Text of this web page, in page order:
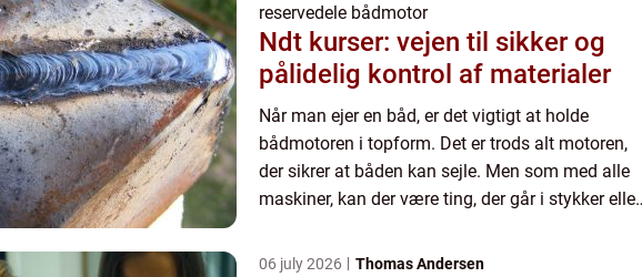
reservedele bådmotor
Ndt kurser: vejen til sikker og
pålidelig kontrol af materialer
Når man ejer en båd, er det vigtigt at holde
bådmotoren i topform. Det er trods alt motoren,
der sikrer at båden kan sejle. Men som med alle
maskiner, kan der være ting, der går i stykker eller
06 july 2026 Thomas Andersen